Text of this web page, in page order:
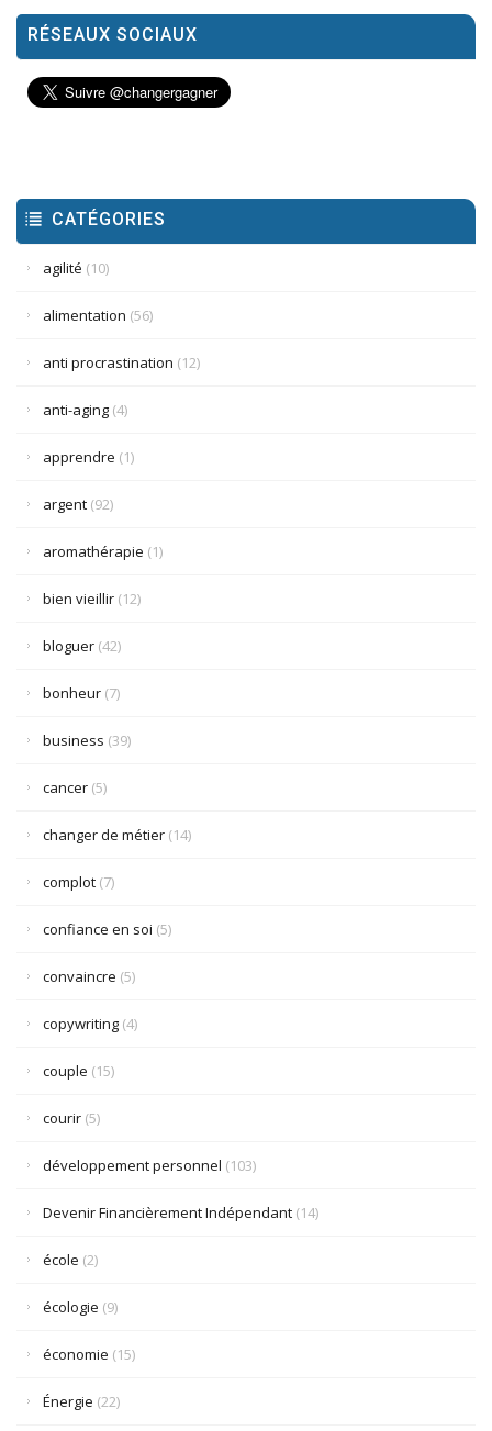
RÉSEAUX SOCIAUX
CATÉGORIES
agilité (10)
alimentation (56)
anti procrastination (12)
anti-aging (4)
apprendre (1)
argent (92)
aromathérapie (1)
bien vieillir (12)
bloguer (42)
bonheur (7)
business (39)
cancer (5)
changer de métier (14)
complot (7)
confiance en soi (5)
convaincre (5)
copywriting (4)
couple (15)
courir (5)
développement personnel (103)
Devenir Financièrement Indépendant (14)
école (2)
écologie (9)
économie (15)
Énergie (22)